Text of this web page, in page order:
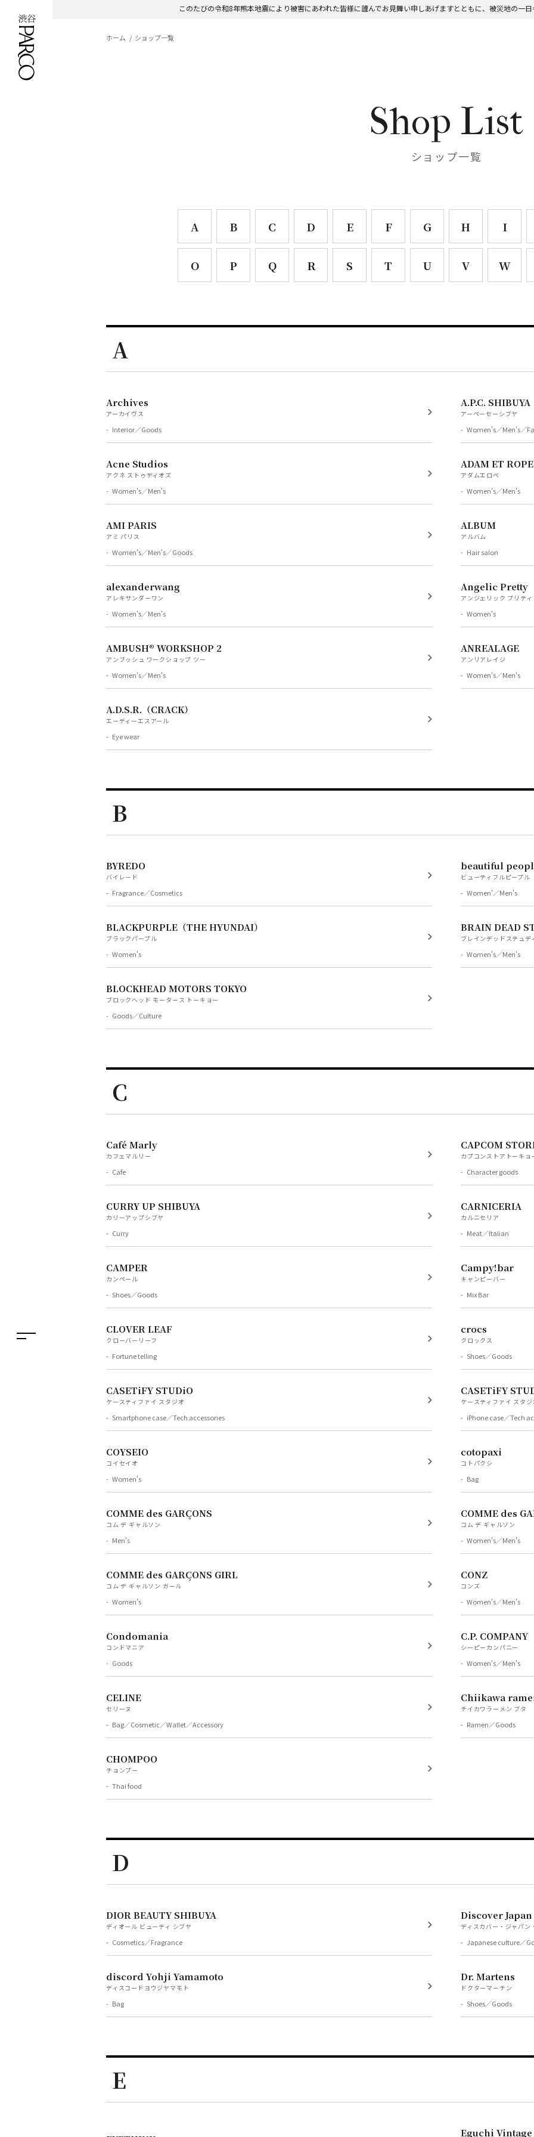
このたびの令和8年熊本地震により被害にあわれた皆様に謹んでお見舞い申しあげますとともに、被災地の一日
このたびの令和8年熊本地震により被害にあわれた皆様に謹んでお見舞い申しあげますとともに、被災地の一日
フロアガイド
レストラン・カフェ
施設案内・アクセス
ニュース
特集
TAX FREE
DELIVERY SERVICES
PARCOメンバーズ
オンラインストア
リクルート
ENGLISH
繁体字
簡体字
한국어
ภาษาไทย
日本語
ホーム ショップ一覧
Shop List
ショップ一覧
A B C D E F G H I
O P Q R S T U V W
A
Archives
アーカイヴス
Interior／Goods
A.P.C. SHIBUYA
アーペーセーシブヤ
Women's／Men's／
Acne Studios
アクネ ストゥディオズ
Women's／Men's
ADAM ET
アダムエロペ
Women's／Men's
AMI PARIS
アミ パリス
Women's／Men's／Goods
ALBUM
アルバム
Hair salon
alexanderwang
アレキサンダーワン
Women's／Men's
Angelic Pretty
アンジェリック プリティ
Women’s
AMBUSH® WORKSHOP 2
アンブッシュ ワークショップ ツー
Women's／Men's
ANREALAGE
アンリアレイジ
Women's／Men's
A.D.S.R.（CRACK）
エーディーエスアール
Eye wear
B
BYREDO
バイレード
Fragrance／Cosmetics
beautiful
ビューティフルピープル
Women'／Men's
BLACKPURPLE（THE HYUNDAI）
ブラックパープル
Women's
BRAIN DEAD
ブレインデッドステュデ
Women's／Men's
BLOCKHEAD MOTORS TOKYO
ブロックヘッド モータース トーキョー
Goods／Culture
C
Café Marly
カフェマルリー
Cafe
CAPCOM
カプコンストアトーキョ
Character goods
CURRY UP SHIBUYA
カリーアップシブヤ
Curry
CARNICERIA
カルニセリア
Meat／Italian
CAMPER
カンペール
Shoes／Goods
Campy!bar
キャンピーバー
Mix Bar
CLOVER LEAF
クローバーリーフ
Fortune telling
crocs
クロックス
Shoes／Goods
CASETiFY STUDiO
ケースティファイ スタジオ
Smartphone case／Tech accessories
CASETiFY
ケースティファイ スタジ
iPhone case／Tech
COYSEIO
コイセイオ
Women's
cotopaxi
コトパクシ
Bag
COMME des GARÇONS
コム デ ギャルソン
Men's
COMME des
コム デ ギャルソン
Women's／Men's
COMME des GARÇONS GIRL
コム デ ギャルソン ガール
Women's
CONZ
コンズ
Women's／Men's
Condomania
コンドマニア
Goods
C.P. COMPANY
シーピーカンパニー
Women's／Men's
CELINE
セリーヌ
Bag／Cosmetic／Wallet／Accessory
Chiikawa
チイカワラーメン ブタ
Ramen／Goods
CHOMPOO
チョンプー
Thai food
D
DIOR BEAUTY SHIBUYA
ディオール ビューティ シブヤ
Cosmetics／Fragrance
Discover Japan
ディスカバー・ジャパン
Japanese culture／
discord Yohji Yamamoto
ディスコードヨウジヤマモト
Bag
Dr. Martens
ドクターマーチン
Shoes／Goods
E
Eguchi